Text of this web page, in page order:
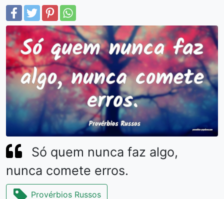
Só quem nunca faz algo,
nunca comete erros.
Provérbios Russos